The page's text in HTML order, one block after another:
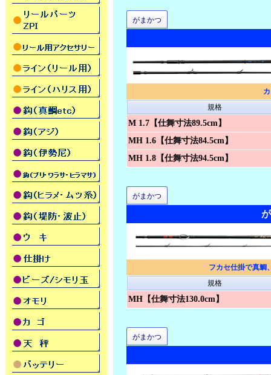
がまかつ
規格
M 1.7【仕舞寸法89.5cm】
MH 1.6【仕舞寸法84.5cm】
MH 1.8【仕舞寸法94.5cm】
がまかつ
フカセ仕掛で真鯛
規格
MH【仕舞寸法130.0cm】
がまかつ